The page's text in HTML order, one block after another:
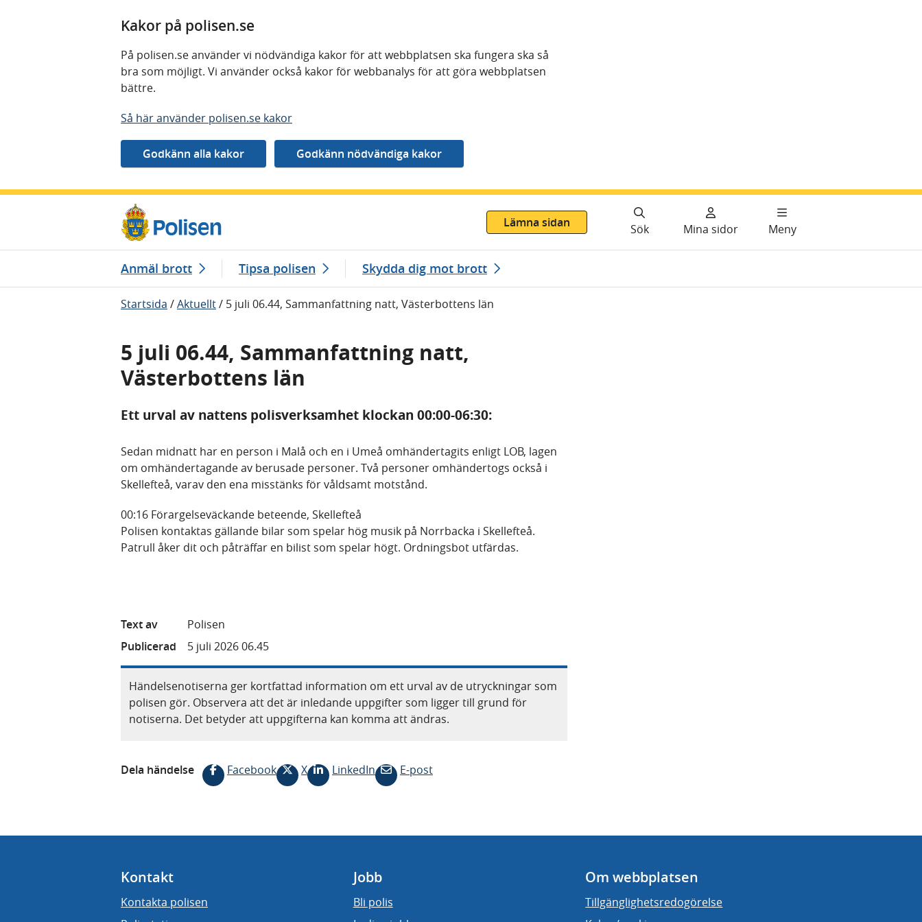
Kakor på polisen.se
På polisen.se använder vi nödvändiga kakor för att webbplatsen ska fungera ska så
bra som möjligt. Vi använder också kakor för webbanalys för att göra webbplatsen
bättre.
Så här använder polisen.se kakor
Lämna sidan
Sök Mina sidor Meny
Anmäl brott Tipsa polisen Skydda dig mot brott
Startsida /Aktuellt/ 5 juli 06.44, Sammanfattning natt, Västerbottens län
5 juli 06.44, Sammanfattning natt,
Västerbottens län
Ett urval av nattens polisverksamhet klockan 00:00-06:30:
Sedan midnatt har en person i Malå och en i Umeå omhändertagits enligt LOB, lagen
om omhändertagande av berusade personer. Två personer omhändertogs också i
Skellefteå, varav den ena misstänks för våldsamt motstånd.
00:16 Förargelseväckande beteende, Skellefteå
Polisen kontaktas gällande bilar som spelar hög musik på Norrbacka i Skellefteå.
Patrull åker dit och påträffar en bilist som spelar högt. Ordningsbot utfärdas.
Text av
Polisen
Publicerad
5 juli 2026 06.45
Händelsenotiserna ger kortfattad information om ett urval av de utryckningar som
polisen gör. Observera att det är inledande uppgifter som ligger till grund för
notiserna. Det betyder att uppgifterna kan komma att ändras.
Dela händelse Facebook X LinkedIn E-post
Kontakt
Kontakta polisen
Jobb
Bli polis
Om webbplatsen
Tillgänglighetsredogörelse